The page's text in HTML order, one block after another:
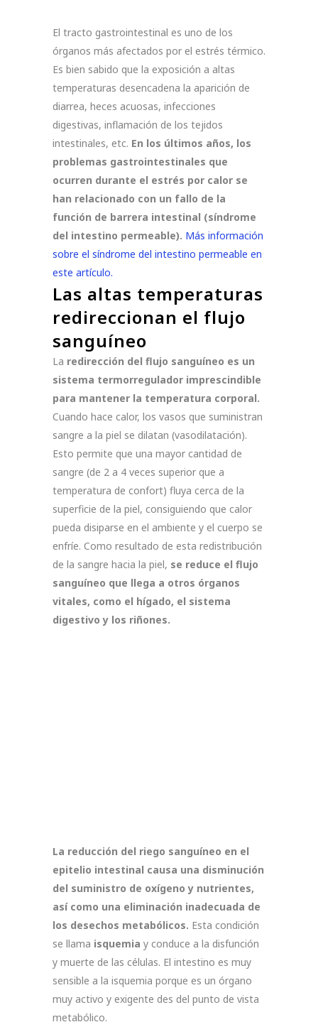
El tracto gastrointestinal es uno de los
órganos más afectados por el estrés térmico.
Es bien sabido que la exposición a altas
temperaturas desencadena la aparición de
diarrea, heces acuosas, infecciones
digestivas, inflamación de los tejidos
intestinales, etc. En los últimos años, los
problemas gastrointestinales que
ocurren durante el estrés por calor se
han relacionado con un fallo de la
función de barrera intestinal (síndrome
del intestino permeable). Más información
sobre el síndrome del intestino permeable en
este artículo.
Las altas temperaturas
redireccionan el flujo
sanguíneo
La redirección del flujo sanguíneo es un
sistema termorregulador imprescindible
para mantener la temperatura corporal.
Cuando hace calor, los vasos que suministran
sangre a la piel se dilatan (vasodilatación).
Esto permite que una mayor cantidad de
sangre (de 2 a 4 veces superior que a
temperatura de confort) fluya cerca de la
superficie de la piel, consiguiendo que calor
pueda disiparse en el ambiente y el cuerpo se
enfríe. Como resultado de esta redistribución
de la sangre hacia la piel, se reduce el flujo
sanguíneo que llega a otros órganos
vitales, como el hígado, el sistema
digestivo y los riñones.
La reducción del riego sanguíneo en el
epitelio intestinal causa una disminución
del suministro de oxígeno y nutrientes,
así como una eliminación inadecuada de
los desechos metabólicos. Esta condición
se llama isquemia y conduce a la disfunción
y muerte de las células. El intestino es muy
sensible a la isquemia porque es un órgano
muy activo y exigente des del punto de vista
metabólico.